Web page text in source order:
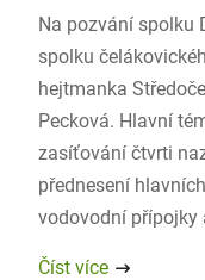
Na pozvání spolku
spolku
hejtmanka
Pecková. Hlavní
zasíťování čtvrti
přednesení
vodovodní přípojky
Číst více